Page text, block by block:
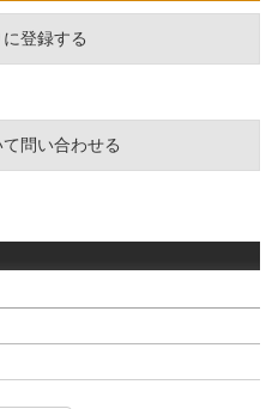
登録する
問い合わせる